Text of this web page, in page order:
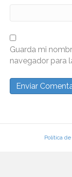
Guarda mi
navegador para
Política